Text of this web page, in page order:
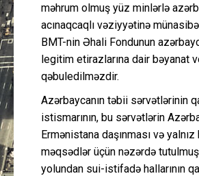
məhrum olmuş yüz minlərlə
acınaqcaqlı vəziyyətinə
BMT-nin Əhali Fondunun
legitim etirazlarına dair bəyanat
qəbuledilməzdir.
Azərbaycanın təbii sərvətlərinin
istismarının, bu sərvətlərin
Ermənistana daşınması və
məqsədlər üçün nəzərdə tutulmuş
yolundan sui-istifadə hallarının